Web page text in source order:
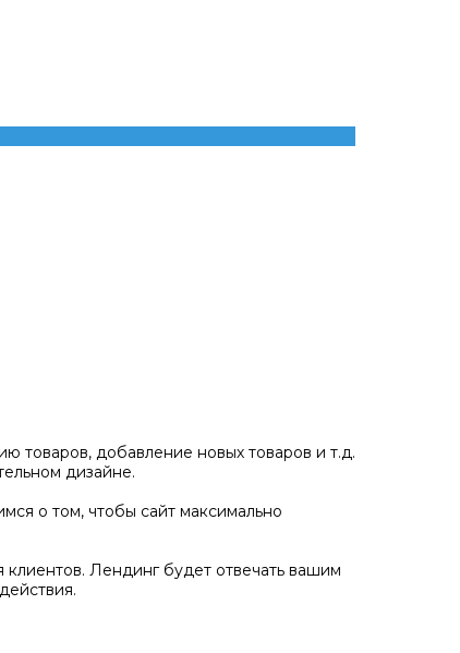
товаров, добавление новых товаров и т.д.
дизайне.
о том, чтобы сайт максимально
Лендинг будет отвечать вашим